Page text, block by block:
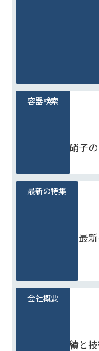
シ
見て、触れて、
豊富な石堂硝子
容器検索
季節商品や、最
最新の特集
たしかな実績と
会社概要